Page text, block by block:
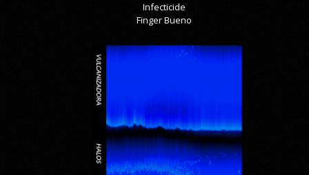
Infecticide
Finger Bueno